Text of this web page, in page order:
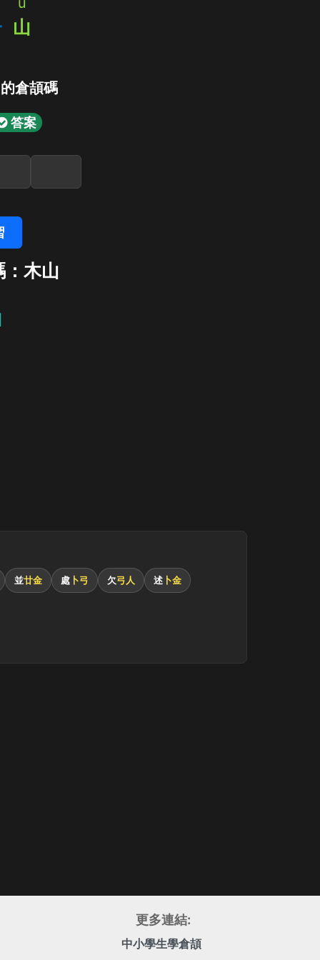
山
倉頡碼
答案
：木山
並廿金 處 卜弓 欠弓人 述 卜金
更多連結:
中小學生學倉頡